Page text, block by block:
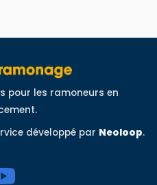
pour les ramoneurs en
développé par Neoloop.